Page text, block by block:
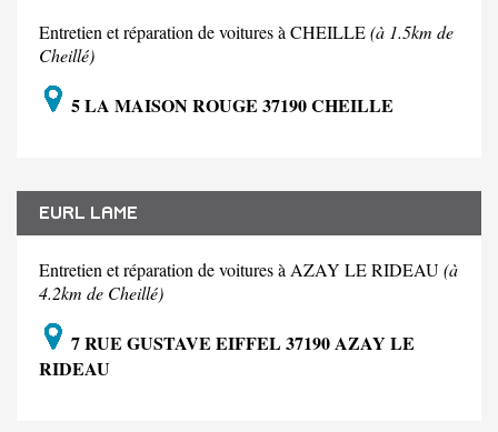
Entretien et réparation de voitures à CHEILLE(à 1.5km de
Cheillé)
5 LA MAISON ROUGE 37190 CHEILLE
EURL LAME
Entretien et réparation de voitures à AZAY LE RIDEAU(à
4.2km de Cheillé)
7 RUE GUSTAVE EIFFEL 37190 AZAY LE
RIDEAU